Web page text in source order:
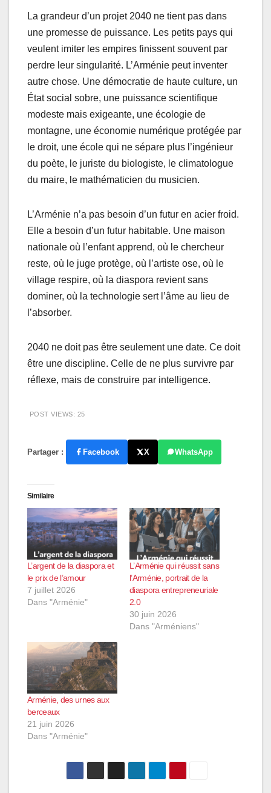
La grandeur d’un projet 2040 ne tient pas dans
une promesse de puissance. Les petits pays qui
veulent imiter les empires finissent souvent par
perdre leur singularité. L’Arménie peut inventer
autre chose. Une démocratie de haute culture, un
État social sobre, une puissance scientifique
modeste mais exigeante, une écologie de
montagne, une économie numérique protégée par
le droit, une école qui ne sépare plus l’ingénieur
du poète, le juriste du biologiste, le climatologue
du maire, le mathématicien du musicien.
L’Arménie n’a pas besoin d’un futur en acier froid.
Elle a besoin d’un futur habitable. Une maison
nationale où l’enfant apprend, où le chercheur
reste, où le juge protège, où l’artiste ose, où le
village respire, où la diaspora revient sans
dominer, où la technologie sert l’âme au lieu de
l’absorber.
2040 ne doit pas être seulement une date. Ce doit
être une discipline. Celle de ne plus survivre par
réflexe, mais de construire par intelligence.
POST VIEWS: 25
Partager : Facebook X WhatsApp
Similaire
L’argent de la diaspora et
le prix de l’amour
7 juillet 2026
Dans "Arménie"
L’Arménie qui réussit sans
l’Arménie, portrait de la
diaspora entrepreneuriale
2.0
30 juin 2026
Dans "Arméniens"
Arménie, des urnes aux
berceaux
21 juin 2026
Dans "Arménie"